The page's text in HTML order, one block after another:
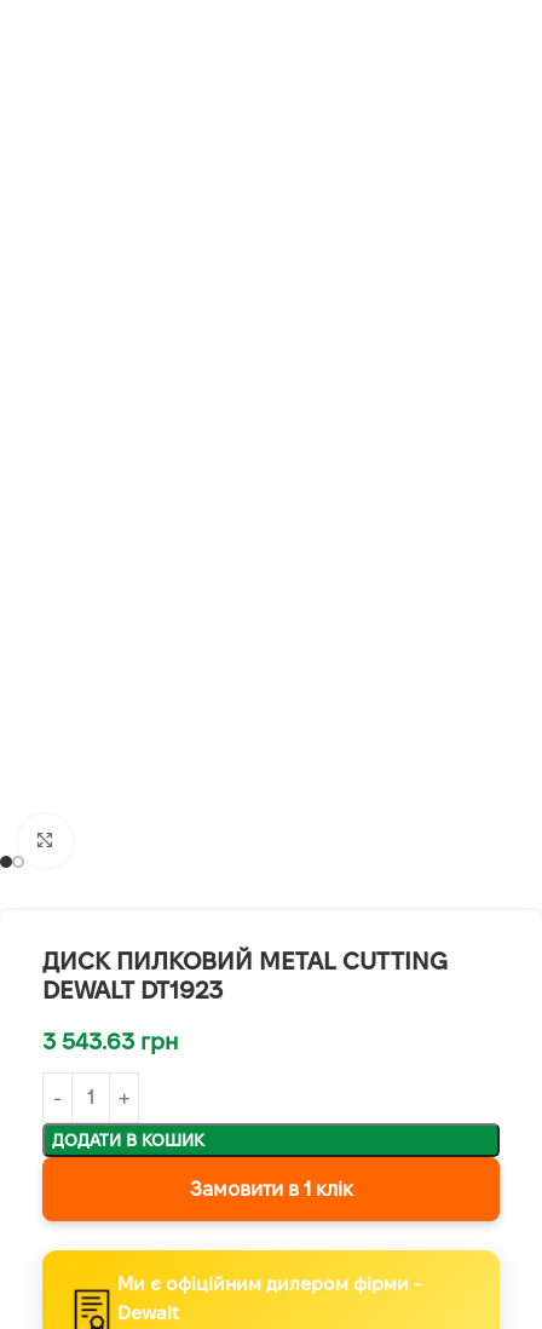
ДИСК ПИЛКОВИЙ METAL CUTTING
DEWALT DT1923
3 543.63 грн
ДОДАТИ В КОШИК
Замовити в 1 клік
Ми є офіційним дилером фірми -
Dewalt